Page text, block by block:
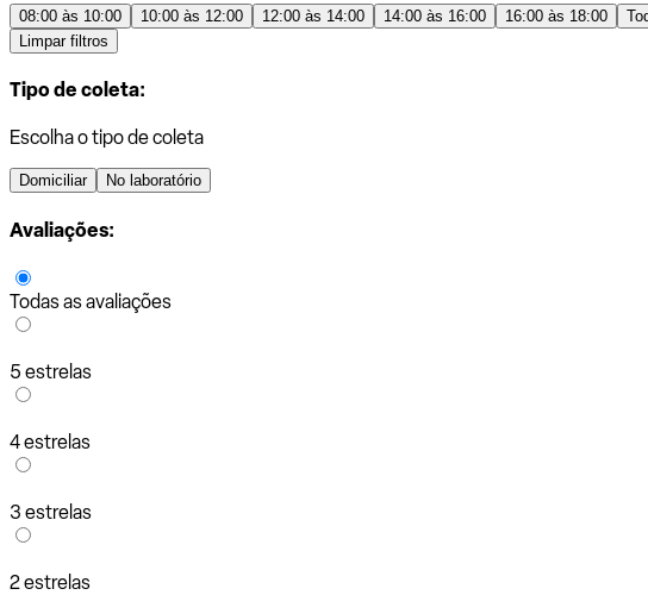
08:00 às 10:00 10:00 às 12:00 12:00 às 14:00 14:00 às 16:00 16:00 às 18:00
Limpar filtros
Tipo de coleta:
Escolha o tipo de coleta
Domiciliar No laboratório
Avaliações:
Todas as avaliações
5 estrelas
4 estrelas
3 estrelas
2 estrelas